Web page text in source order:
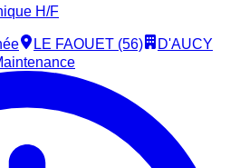
H/F
LE FAOUET (56)
D'AUCY